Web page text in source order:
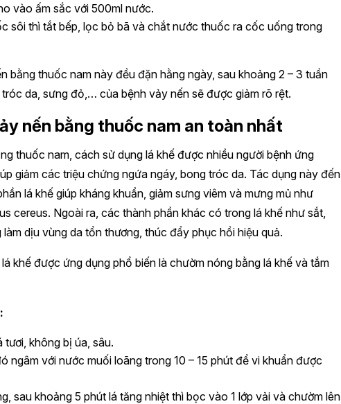
vào ấm sắc với 500ml nước.
sôi thì tắt bếp, lọc bỏ bã và chắt nước thuốc ra cốc uống trong
bằng thuốc nam này đều đặn hằng ngày, sau khoảng 2 – 3 tuần
da, sưng đỏ,… của bệnh vảy nến sẽ được giảm rõ rệt.
nến bằng thuốc nam an toàn nhất
thuốc nam, cách sử dụng lá khế được nhiều người bệnh ứng
giảm các triệu chứng ngứa ngáy, bong tróc da. Tác dụng này đến
lá khế giúp kháng khuẩn, giảm sưng viêm và mưng mủ như
cereus. Ngoài ra, các thành phần khác có trong lá khế như sắt,
dịu vùng da tổn thương, thúc đẩy phục hồi hiệu quả.
khế được ứng dụng phổ biến là chườm nóng bằng lá khế và tắm
tươi, không bị úa, sâu.
ngâm với nước muối loãng trong 10 – 15 phút để vi khuẩn được
sau khoảng 5 phút lá tăng nhiệt thì bọc vào 1 lớp vải và chườm lên